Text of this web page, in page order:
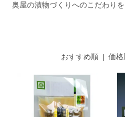
奥屋の漬物づくりへのこだわり
おすすめ順| 価格